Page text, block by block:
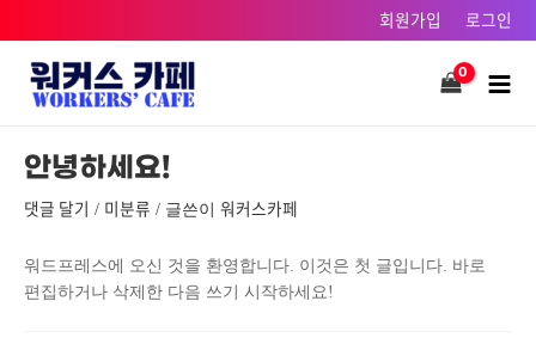
건너뛰기
회원가입 로그인
안녕하세요!
댓글 달기 / 미분류 / 글쓴이 워커스카페
워드프레스에 오신 것을 환영합니다. 이것은 첫 글입니다. 바로
편집하거나 삭제한 다음 쓰기 시작하세요!